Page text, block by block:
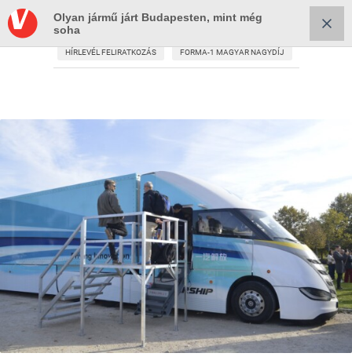
HÍRLEVÉL FELIRATKOZÁS FORMA-1 MAGYAR NAGYDÍJ
Olyan jármű járt Budapesten, mint még
soha